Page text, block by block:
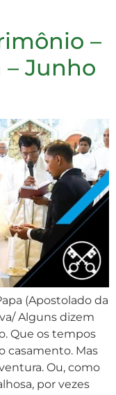
–
– Junho
(Apostolado da
Alguns dizem
Que os tempos
casamento. Mas
Ou, como
por vezes